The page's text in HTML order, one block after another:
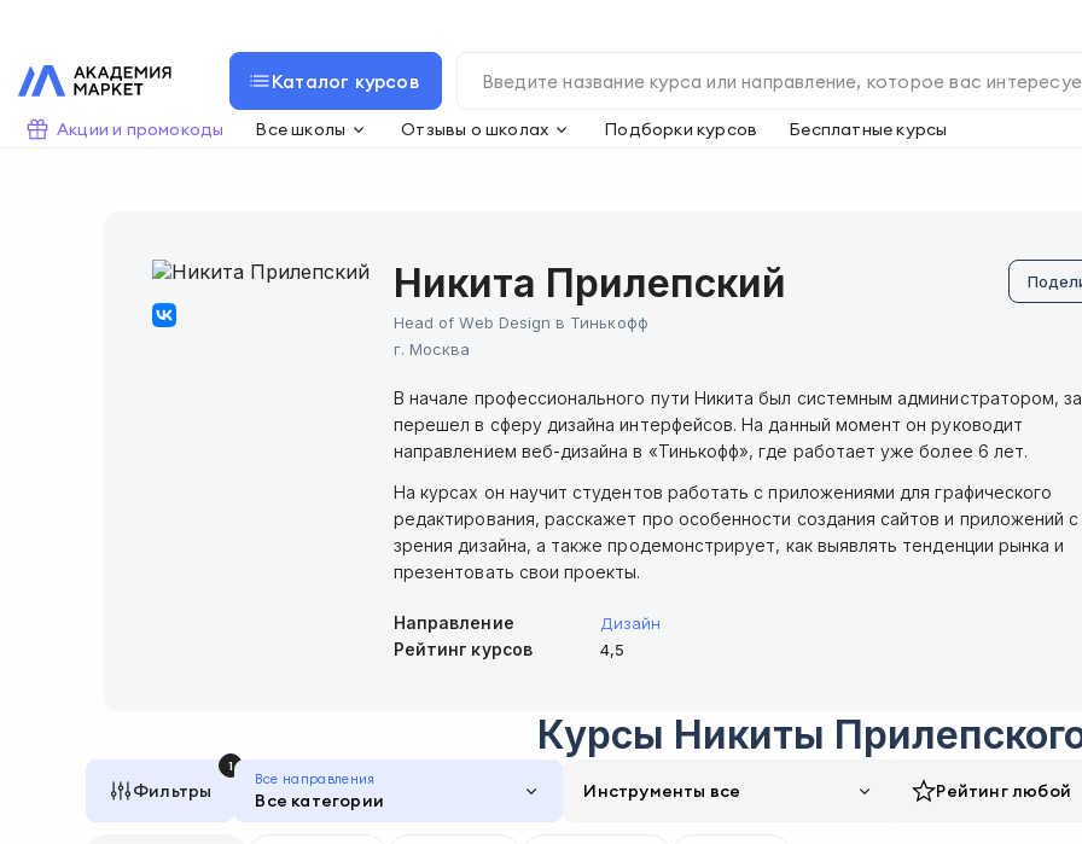
Каталог курсов
Акции и промокоды Все школы Отзывы о школах Подборки курсов Бесплатные курсы
Никита Прилепский
Head of Web Design в Тинькофф
г. Москва
В начале профессионального пути Никита был системным администратором,
перешел в сферу дизайна интерфейсов. На данный момент он руководит
направлением веб-дизайна в «Тинькофф», где работает уже более 6 лет.
На курсах он научит студентов работать с приложениями для графического
редактирования, расскажет про особенности создания сайтов и приложений с
зрения дизайна, а также продемонстрирует, как выявлять тенденции рынка и
презентовать свои проекты.
Направление Дизайн
Рейтинг курсов 4,5
Курсы Никиты
Фильтры
1
Все направления
Все категории Инструменты все Рейтинглюбой